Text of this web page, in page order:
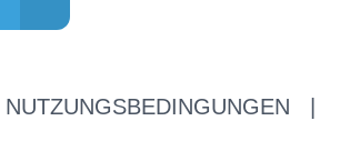
NUTZUNGSBEDINGUNGEN